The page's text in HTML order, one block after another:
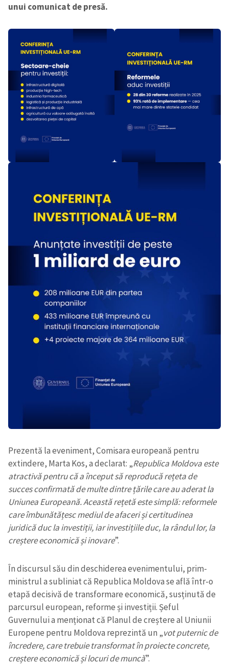
unui comunicat de presă.
Prezentă la eveniment, Comisara europeană pentru
extindere, Marta Kos, a declarat: „Republica Moldova este
atractivă pentru că a început să reproducă rețeta de
succes confirmată de multe dintre țările care au aderat la
Uniunea Europeană. Această rețetă este simplă: reformele
care îmbunătățesc mediul de afaceri și certitudinea
juridică duc la investiții, iar investițiile duc, la rândul lor, la
creștere economică și inovare”.
În discursul său din deschiderea evenimentului, prim-
ministrul a subliniat că Republica Moldova se află într-o
etapă decisivă de transformare economică, susținută de
parcursul european, reforme și investiții. Șeful
Guvernului a menționat că Planul de creștere al Uniunii
Europene pentru Moldova reprezintă un „vot puternic de
încredere, care trebuie transformat în proiecte concrete,
creștere economică și locuri de muncă”.